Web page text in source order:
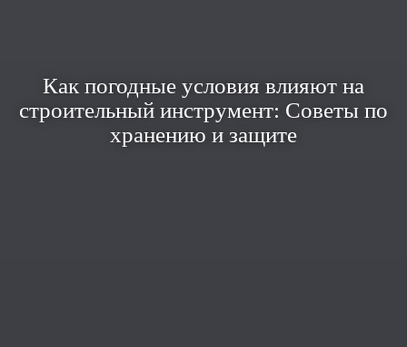
Как погодные условия влияют на
строительный инструмент: Советы по
хранению и защите